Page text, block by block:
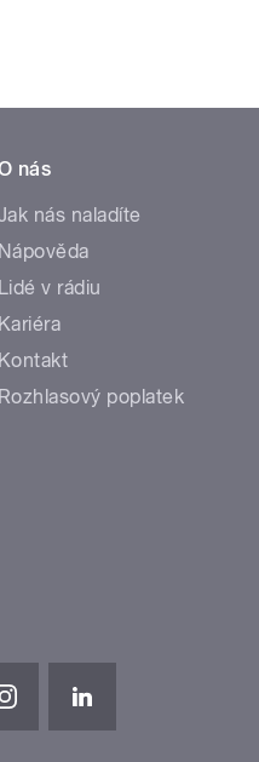
nás
nás naladíte
Nápověda
Lidé v rádiu
Kariéra
Kontakt
Rozhlasový poplatek